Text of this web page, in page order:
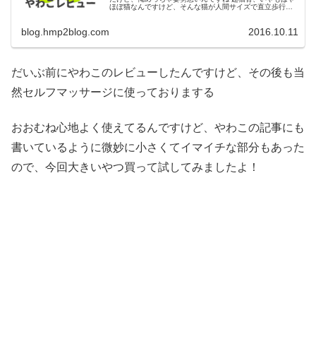
ほぼ猫なんですけど、そんな猫が人間サイズで直立歩行し
blog.hmp2blog.com 2016.10.11
だいぶ前にやわこのレビューしたんですけど、その後も当
然セルフマッサージに使っておりまする
おおむね心地よく使えてるんですけど、やわこの記事にも
書いているように微妙に小さくてイマイチな部分もあった
ので、今回大きいやつ買って試してみましたよ！